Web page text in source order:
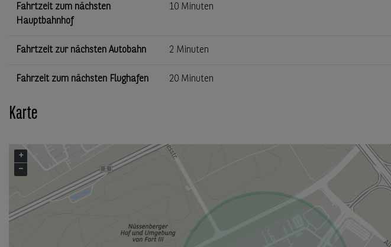
Fahrtzeit zum nächsten
Hauptbahnhof
10 Minuten
Fahrtzeit zur nächsten Autobahn 2 Minuten
Fahrzeit zum nächsten Flughafen 20 Minuten
Karte
+
−